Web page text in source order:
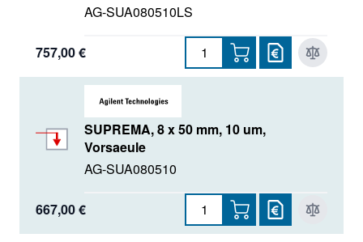
AG-SUA080510LS
757,00 €
SUPREMA, 8 x 50 mm, 10 um,
Vorsaeule
AG-SUA080510
667,00 €